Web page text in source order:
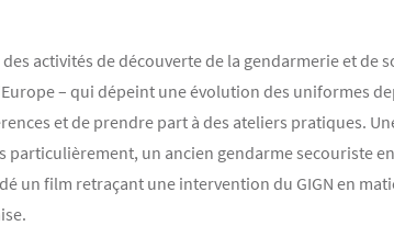
activités de découverte de la gendarmerie et
– qui dépeint une évolution des uniformes
et de prendre part à des ateliers pratiques.
particulièrement, un ancien gendarme secouriste
un film retraçant une intervention du GIGN en